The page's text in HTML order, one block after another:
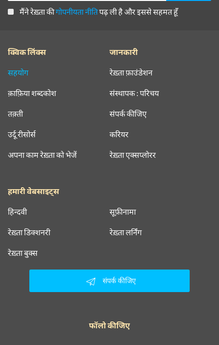
मैंने रेख़्ता कीगोपनीयता नीतिपढ़ ली है और इससे सहमत हूँ
क्विक लिंक्स
सहयोग
क़ाफ़िया शब्दकोश
तक़्ती
उर्दू रीसोर्स
अपना काम रेख़्ता को भेजें
जानकारी
रेख़्ता फ़ाउंडेशन
संस्थापक : परिचय
संपर्क कीजिए
करियर
रेख़्ता एक्सप्लोरर
हमारी वेबसाइट्स
हिन्दवी सूफ़ीनामा
रेख़्ता डिक्शनरी रेख़्ता लर्निंग
रेख़्ता बुक्स
संपर्क कीजिए
फॉलो कीजिए